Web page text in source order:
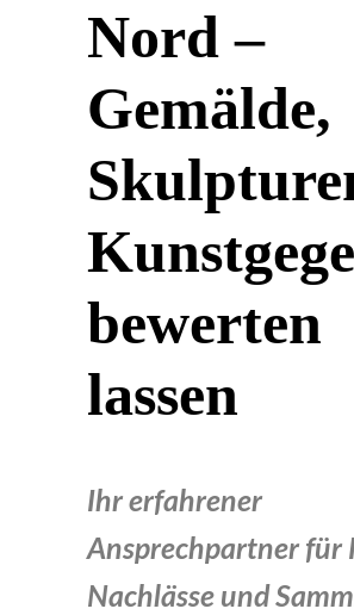
Nord –
Gemälde,
bewerten
lassen
Ihr erfahrener
Ansprechpartner für
Nachlässe und